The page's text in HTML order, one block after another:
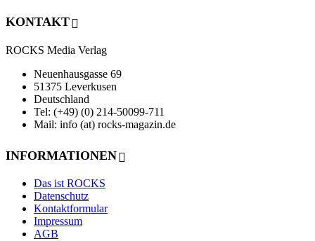
KONTAKT
ROCKS Media Verlag
Neuenhausgasse 69
51375 Leverkusen
Deutschland
Tel: (+49) (0) 214-50099-711
Mail: info (at) rocks-magazin.de
INFORMATIONEN
Das ist ROCKS
Datenschutz
Kontaktformular
Impressum
AGB